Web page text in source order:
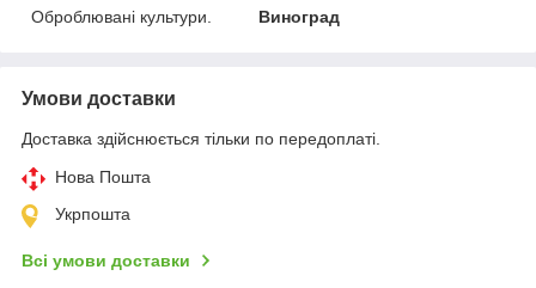
Оброблювані культури. Виноград
Умови доставки
Доставка здійснюється тільки по передоплаті.
Нова Пошта
Укрпошта
Всі умови доставки